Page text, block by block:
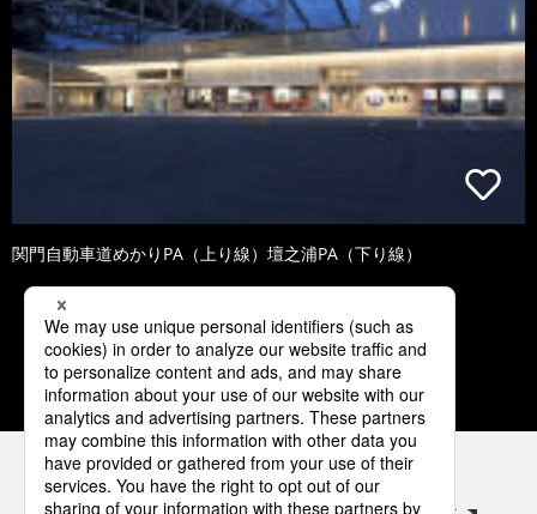
関門自動車道めかりPA（上り線）壇之浦PA（下り線）
1 2 3 4 5
パナソニックの電気設備 SNSアカウント